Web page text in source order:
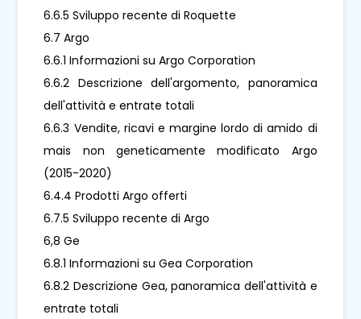
6.6.5 Sviluppo recente di Roquette
6.7 Argo
6.6.1 Informazioni su Argo Corporation
6.6.2 Descrizione dell'argomento, panoramica
dell'attività e entrate totali
6.6.3 Vendite, ricavi e margine lordo di amido di
mais non geneticamente modificato Argo
(2015-2020)
6.4.4 Prodotti Argo offerti
6.7.5 Sviluppo recente di Argo
6,8 Ge
6.8.1 Informazioni su Gea Corporation
6.8.2 Descrizione Gea, panoramica dell'attività e
entrate totali